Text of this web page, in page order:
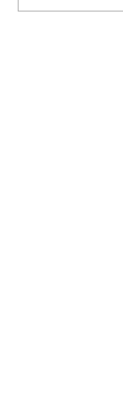
au 31 juillet